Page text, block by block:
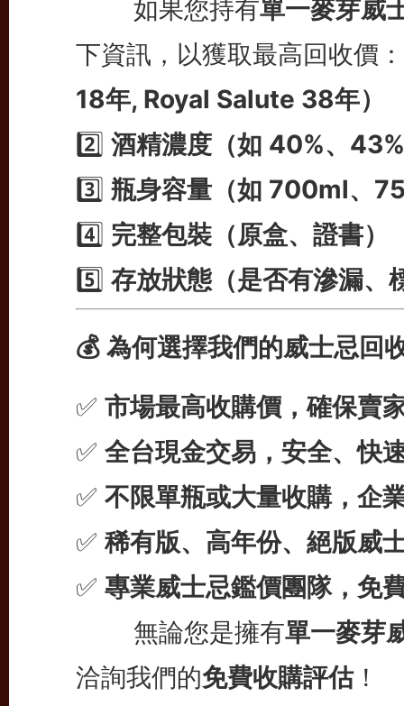
如果您持有單一麥芽威
下資訊，以獲取最高回收價
18年, Royal Salute 38年）
2️⃣ 酒精濃度（如 40%、
3️⃣ 瓶身容量（如 700ml、
4️⃣ 完整包裝（原盒、證書）
5️⃣ 存放狀態（是否有滲漏、
💰 為何選擇我們的威士忌回
✅ 市場最高收購價，確保賣
✅ 全台現金交易，安全、快
✅ 不限單瓶或大量收購，企
✅ 稀有版、高年份、絕版威
✅ 專業威士忌鑑價團隊，免
無論您是擁有單一麥芽
洽詢我們的免費收購評估！